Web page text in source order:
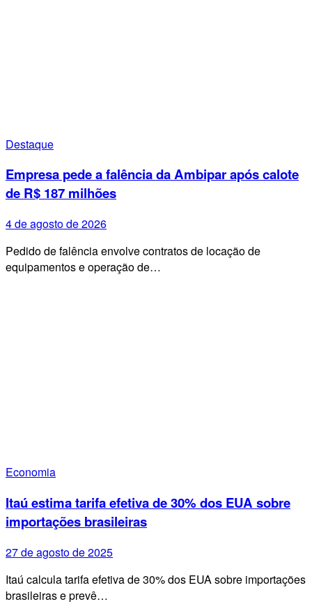
Destaque
Empresa pede a falência da Ambipar após calote
de R$ 187 milhões
4 de agosto de 2026
Pedido de falência envolve contratos de locação de
equipamentos e operação de…
Economia
Itaú estima tarifa efetiva de 30% dos EUA sobre
importações brasileiras
27 de agosto de 2025
Itaú calcula tarifa efetiva de 30% dos EUA sobre importações
brasileiras e prevê…